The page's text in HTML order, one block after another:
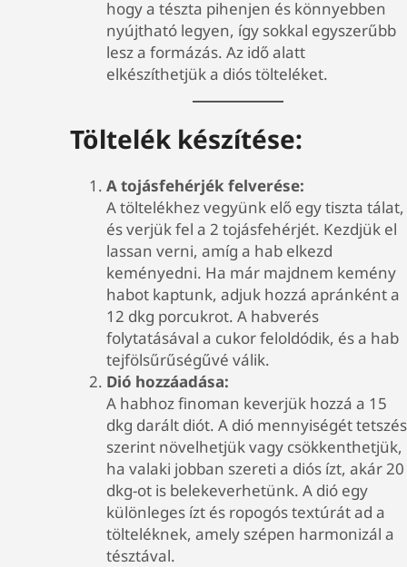
hogy a tészta pihenjen és könnyebben
nyújtható legyen, így sokkal egyszerűbb
lesz a formázás. Az idő alatt
elkészíthetjük a diós tölteléket.
Töltelék készítése:
A tojásfehérjék felverése:
A töltelékhez vegyünk elő egy tiszta tálat,
és verjük fel a 2 tojásfehérjét. Kezdjük el
lassan verni, amíg a hab elkezd
keményedni. Ha már majdnem kemény
habot kaptunk, adjuk hozzá apránként a
12 dkg porcukrot. A habverés
folytatásával a cukor feloldódik, és a hab
tejfölsűrűségűvé válik.
Dió hozzáadása:
A habhoz finoman keverjük hozzá a 15
dkg darált diót. A dió mennyiségét tetszés
szerint növelhetjük vagy csökkenthetjük,
ha valaki jobban szereti a diós ízt, akár 20
dkg-ot is belekeverhetünk. A dió egy
különleges ízt és ropogós textúrát ad a
tölteléknek, amely szépen harmonizál a
tésztával.